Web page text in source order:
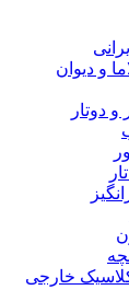
و دیوان
و دوتار
خارجی